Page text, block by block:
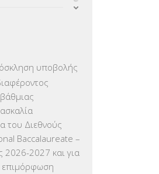
(2.824)
(230)
υποβολής
του Διεθνούς
Baccalaureate –
2026-2027 και για
επιμόρφωση